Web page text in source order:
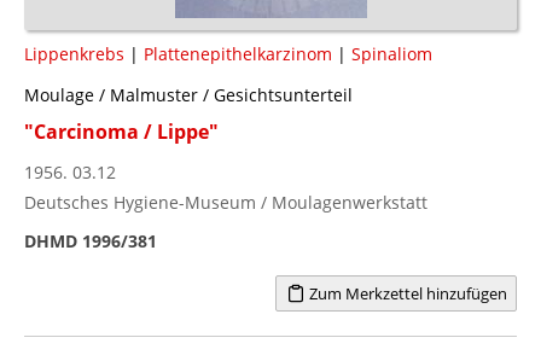
Lippenkrebs | Plattenepithelkarzinom | Spinaliom
Moulage / Malmuster / Gesichtsunterteil
"Carcinoma / Lippe"
1956. 03.12
Deutsches Hygiene-Museum / Moulagenwerkstatt
DHMD 1996/381
Zum Merkzettel hinzufügen